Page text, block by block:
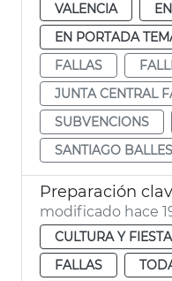
VALENCIA
EN PORTADA
FALLAS
JUNTA CENTRAL
SUBVENCIONS
SANTIAGO
Preparación
modificado hace
CULTURA Y
FALLAS